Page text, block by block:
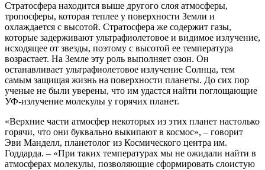
Стратосфера находится выше другого слоя атмосферы,
тропосферы, которая теплее у поверхности Земли и
охлаждается с высотой. Стратосфера же содержит газы,
которые задерживают ультрафиолетовое и видимое излучение,
исходящее от звезды, поэтому с высотой ее температура
возрастает. На Земле эту роль выполняет озон. Он
останавливает ультрафиолетовое излучение Солнца, тем
самым защищая жизнь на поверхности планеты. До сих пор
ученые не были уверены, что им удастся найти поглощающие
УФ-излучение молекулы у горячих планет.
«Верхние части атмосфер некоторых из этих планет настолько
горячи, что они буквально выкипают в космос», – говорит
Эви Манделл, планетолог из Космического центра им.
Годдарда. – «При таких температурах мы не ожидали найти в
атмосферах молекулы, позволяющие сформировать слоистую